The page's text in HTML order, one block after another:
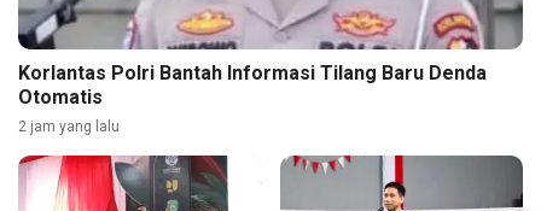
Korlantas Polri Bantah Informasi Tilang Baru Denda
Otomatis
2 jam yang lalu